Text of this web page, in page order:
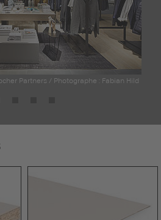
Partners / Photographe : Fabian Hild